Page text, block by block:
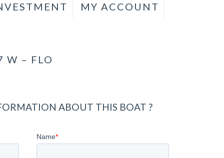
MY ACCOUNT
W – FLO
ABOUT THIS BOAT ?